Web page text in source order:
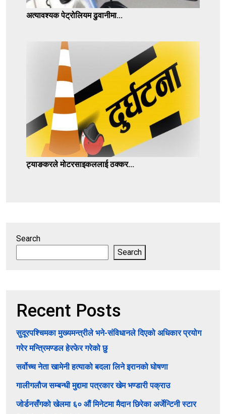
अत्यावश्यक पेट्रोलियम ढुवानीमा...
ट्याङकरले मोटरसाइकललाई ठक्कर...
Search
Search
Recent Posts
सुदूरपश्चिमका मुख्यमन्त्रीले भने-संविधानले दिएको अधिकार प्रयोग
गरेर मन्त्रिमण्डल हेरफेर गरेको छु
सर्वोच्च नेता खामेनी हत्याको बदला लिने इरानको घोषणा
गालीगलौज सम्बन्धी मुद्दामा पत्रकार खेम भण्डारी पक्राउ
जोर्डनसँगको खेलमा ६० औं मिनेटमा मैदान छिरेका अर्जेन्टिनी स्टार